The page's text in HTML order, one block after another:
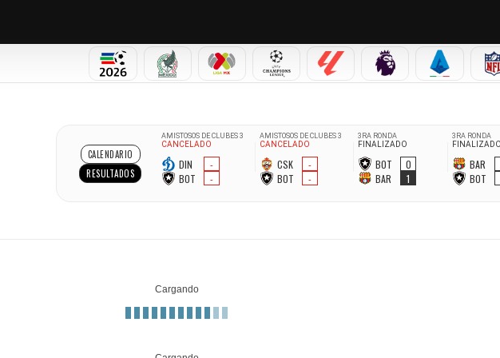
MUNDIAL 2026SELECCIÓN MEXICANA
LIGA MX CHAMPIONS LEAGUE
LALIGA PREMIER LEAGUE
SERIE A